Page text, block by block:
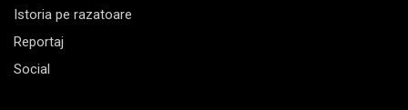
Istoria pe razatoare
Reportaj
Social